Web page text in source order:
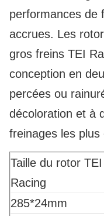
performances de
accrues. Les
gros freins TEI
conception en
percées ou
décoloration et à
freinages les plus
Taille du rotor TEI
Racing
285*24mm